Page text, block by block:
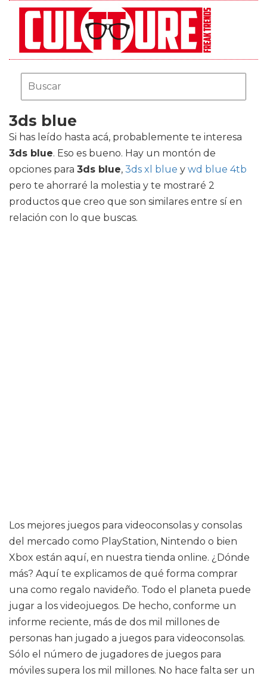
3ds blue
Si has leído hasta acá, probablemente te interesa
3ds blue. Eso es bueno. Hay un montón de
opciones para 3ds blue, 3ds xl blue y wd blue 4tb
pero te ahorraré la molestia y te mostraré 2
productos que creo que son similares entre sí en
relación con lo que buscas.
Los mejores juegos para videoconsolas y consolas
del mercado como PlayStation, Nintendo o bien
Xbox están aquí, en nuestra tienda online. ¿Dónde
más? Aquí te explicamos de qué forma comprar
una como regalo navideño. Todo el planeta puede
jugar a los videojuegos. De hecho, conforme un
informe reciente, más de dos mil millones de
personas han jugado a juegos para videoconsolas.
Sólo el número de jugadores de juegos para
móviles supera los mil millones. No hace falta ser un